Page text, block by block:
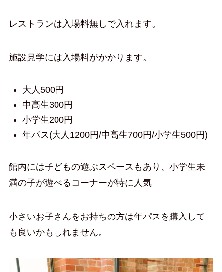
レストランは入場料無しで入れます。
施設見学には入場料がかかります。
大人500円
中高生300円
小学生200円
年パス(大人1200円/中高生700円/小学生500円)
館内には子どもの遊ぶスペースもあり、小学生未
満の子が遊べるコーナーが特に人気
小さいお子さんをお持ちの方は年パスを購入して
も良いかもしれません。